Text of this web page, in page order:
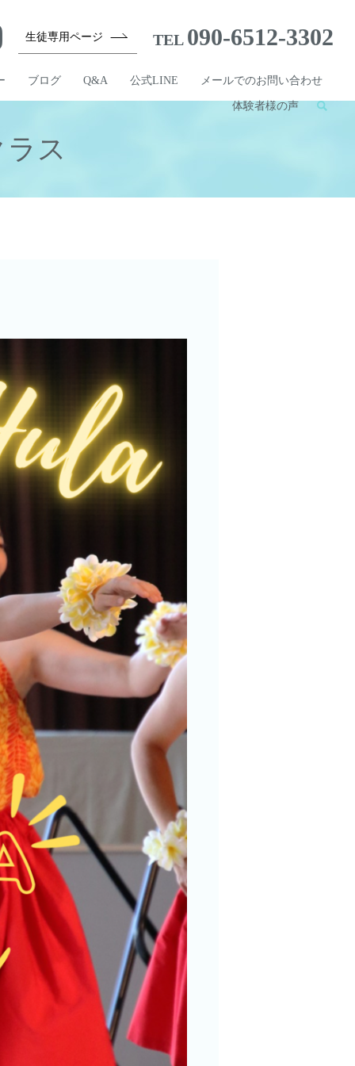
ブログ Q&A 公式LINE メールでのお問い合わせ
体験者様の声
生徒専用ページ TEL 090-6512-3302
ス